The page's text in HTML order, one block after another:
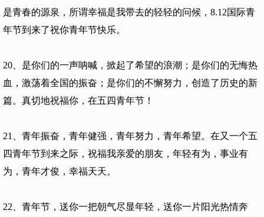
是青春的源泉，所谓幸福是我带去的轻轻的问候，8.12国际青
年节到来了祝你青年节快乐。
20、是你们的一声呐喊，掀起了希望的浪潮；是你们的无悔热
血，激荡着全国的振奋；是你们的不懈努力，创造了历史的新
篇。真切地祝福你，在五四青年节！
21、青年振奋，青年健强，青年努力，青年希望。在又一个五
四青年节到来之际，祝福我亲爱的朋友，年轻有为，事业有
为，青年才俊，幸福天天。
22、青年节，送你一把朝气尽显年轻，送你一片阳光热情奔